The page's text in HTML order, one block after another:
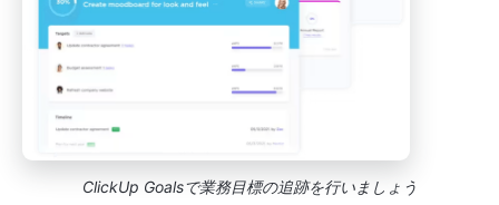
ClickUp Goalsで業務目標の追跡を行いましょう